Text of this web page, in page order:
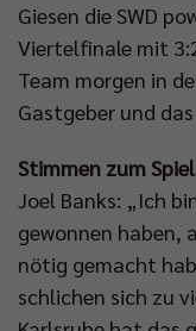
Giesen die SWD
Viertelfinale mit
Team morgen in
Gastgeber und
Stimmen zum Spiel
Joel Banks: „Ich
gewonnen haben,
nötig gemacht
schlichen sich zu